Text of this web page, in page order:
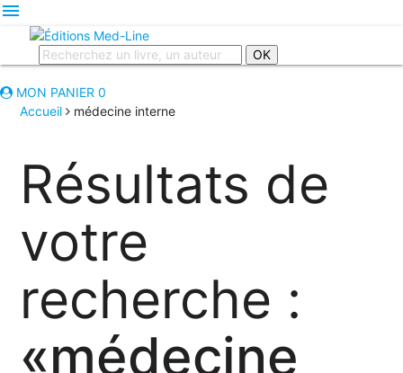
menu
OK
MON PANIER 0
Accueil
médecine interne
Résultats de
votre
recherche :
«médecine